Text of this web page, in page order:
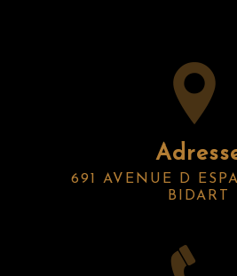
691 AVENUE D ESPAGNE 64210
BIDART